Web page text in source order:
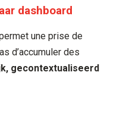
dashboard
une prise de
d’accumuler des
gecontextualiseerd